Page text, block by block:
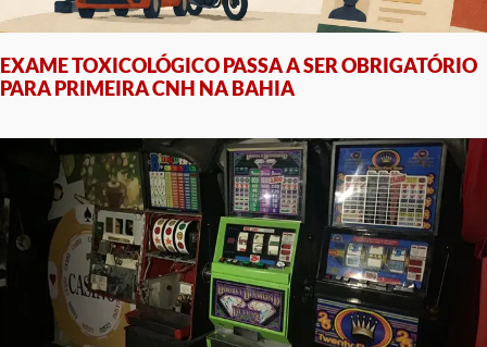
EXAME TOXICOLÓGICO PASSA A SER OBRIGATÓRIO
PARA PRIMEIRA CNH NA BAHIA